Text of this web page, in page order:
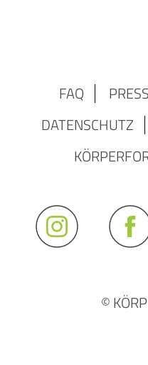
FAQ
DATENSCHUTZ
©